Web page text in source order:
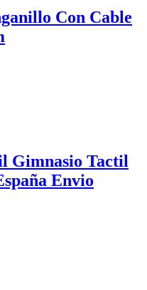
Con Cable
Gimnasio Tactil
Envio